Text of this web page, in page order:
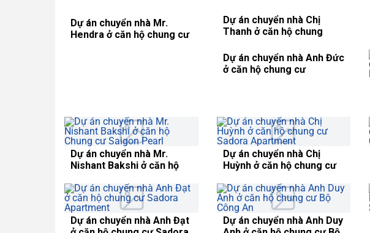
Dự án chuyển nhà Mr.
Hendra ở căn hộ chung cư
Dự án chuyển nhà Anh Tân
ở căn hộ chung cư 4S
Dự án chuyển nhà Chị Sinh
ở căn hộ Ruby 1 Saigon
Pearl
Dự án chuyển nhà Chị Lâm
ở căn hộ chung cư
VinHomes Central Park